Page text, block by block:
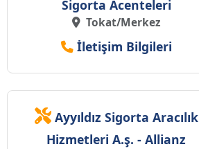
Sigorta Acenteleri
Tokat/Merkez
İletişim Bilgileri
Ayyıldız Sigorta Aracılık
Hizmetleri A.ş. - Allianz